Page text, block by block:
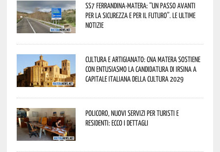
SS7 Ferrandina-Matera: “Un passo avanti
per la sicurezza e per il futuro”. Le ultime
notizie
Cultura e Artigianato: CNA Matera sostiene
con entusiasmo la candidatura di Irsina a
Capitale Italiana della Cultura 2029
Policoro, nuovi servizi per turisti e
residenti: ecco i dettagli